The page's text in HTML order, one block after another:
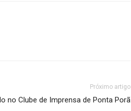
Próximo artigo
no Clube de Imprensa de Ponta Porã